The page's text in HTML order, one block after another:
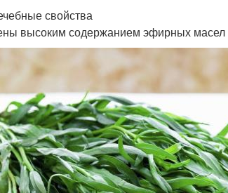
свойства
высоким содержанием эфирных масел